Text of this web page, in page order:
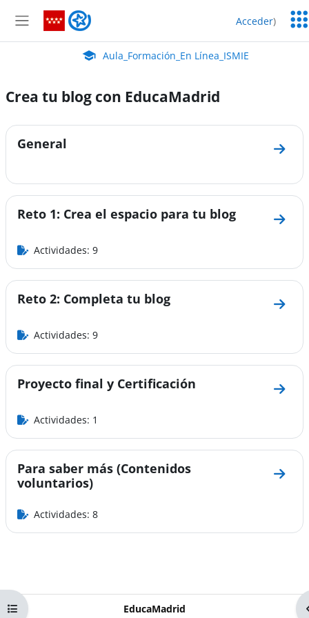
Panel lateral
Aula_Formación_En Línea_ISMIE Acceder)
Aula Virtual de EducaMadrid:
Aula_Formación_En Línea_ISMIE
Abrir índice del curso
Crea tu blog con EducaMadrid
Perfilado de sección
General
Ir a
Reto 1: Crea el espacio para tu blog
Ir a
Actividades: 9
Reto 2: Completa tu blog
Ir a
Actividades: 9
Proyecto final y Certificación
Ir a
Actividades: 1
Para saber más (Contenidos
voluntarios)
Ir a
Actividades: 8
EducaMadrid